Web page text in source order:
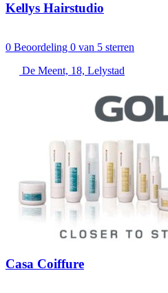
Kellys Hairstudio
0 Beoordeling 0 van 5 sterren
De Meent, 18, Lelystad
Casa Coiffure